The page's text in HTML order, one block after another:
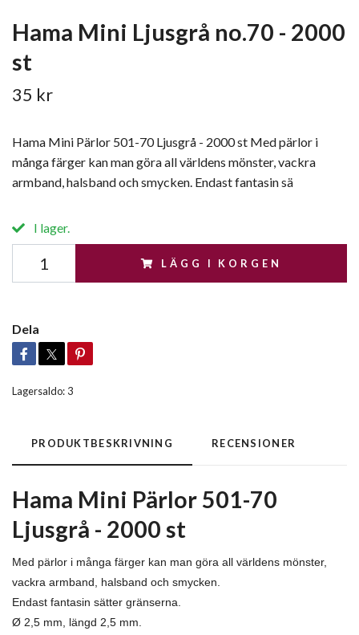
Hama Mini Ljusgrå no.70 - 2000
st
35 kr
Hama Mini Pärlor 501-70 Ljusgrå - 2000 st Med pärlor i
många färger kan man göra all världens mönster, vackra
armband, halsband och smycken. Endast fantasin sä
I lager.
LÄGG I KORGEN
Dela
Lagersaldo: 3
PRODUKTBESKRIVNING RECENSIONER
Hama Mini Pärlor 501-70
Ljusgrå - 2000 st
Med pärlor i många färger kan man göra all världens mönster,
vackra armband, halsband och smycken.
Endast fantasin sätter gränserna.
Ø 2,5 mm, längd 2,5 mm.